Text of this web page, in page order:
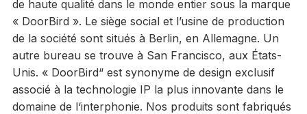
de haute qualité dans le monde entier sous la marque
« DoorBird ». Le siège social et l’usine de production
de la société sont situés à Berlin, en Allemagne. Un
autre bureau se trouve à San Francisco, aux États-
Unis. « DoorBird“ est synonyme de design exclusif
associé à la technologie IP la plus innovante dans le
domaine de l‘interphonie. Nos produits sont fabriqués